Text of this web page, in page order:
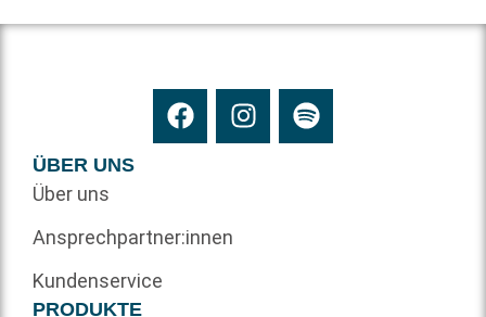
ÜBER UNS
Über uns
Ansprechpartner:innen
Kundenservice
PRODUKTE